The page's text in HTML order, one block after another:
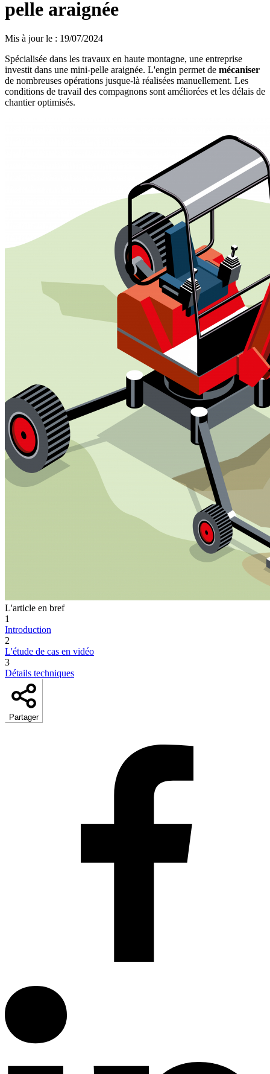
pelle araignée
Mis à jour le : 19/07/2024
Spécialisée dans les travaux en haute montagne, une entreprise
investit dans une mini-pelle araignée. L'engin permet de mécaniser
de nombreuses opérations jusque-là réalisées manuellement. Les
conditions de travail des compagnons sont améliorées et les délais de
chantier optimisés.
L'article en bref
1
Introduction
2
L'étude de cas en vidéo
3
Détails techniques
Partager